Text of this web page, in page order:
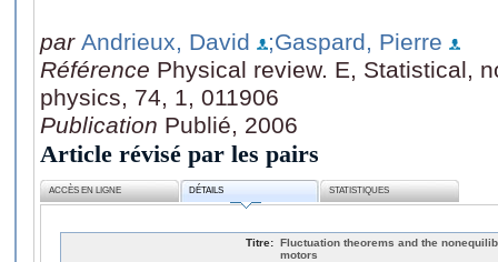
par Andrieux, David
;Gaspard, Pierre
Référence Physical review. E, Statistical,
physics, 74, 1, 011906
Publication Publié, 2006
Article révisé par les pairs
ACCÈS EN LIGNE DÉTAILS STATISTIQUES
Titre: Fluctuation theorems and the
motors